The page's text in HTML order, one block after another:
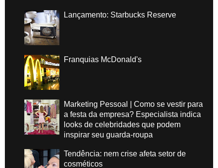
Lançamento: Starbucks Reserve
Franquias McDonald's
Marketing Pessoal | Como se vestir para
a festa da empresa? Especialista indica
looks de celebridades que podem
inspirar seu guarda-roupa
Tendência: nem crise afeta setor de
cosméticos